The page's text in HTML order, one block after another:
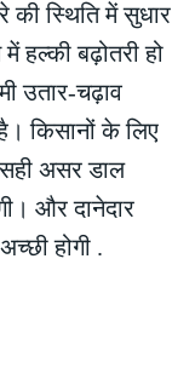
की स्थिति में सुधार
में हल्की बढ़ोतरी हो
उतार-चढ़ाव
किसानों के लिए
असर डाल
और दानेदार
होगी .